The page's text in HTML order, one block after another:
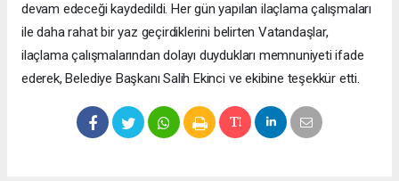
devam edeceği kaydedildi. Her gün yapılan ilaçlama çalışmaları
ile daha rahat bir yaz geçirdiklerini belirten Vatandaşlar,
ilaçlama çalışmalarından dolayı duydukları memnuniyeti ifade
ederek, Belediye Başkanı Salih Ekinci ve ekibine teşekkür etti.